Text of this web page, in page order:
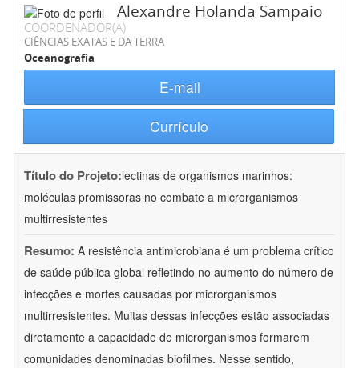
Alexandre Holanda Sampaio
COORDENADOR(A)
CIÊNCIAS EXATAS E DA TERRA
Oceanografia
E-mail
Currículo
Título do Projeto:lectinas de organismos marinhos:
moléculas promissoras no combate a microrganismos
multirresistentes
Resumo: A resistência antimicrobiana é um problema crítico
de saúde pública global refletindo no aumento do número de
infecções e mortes causadas por microrganismos
multirresistentes. Muitas dessas infecções estão associadas
diretamente a capacidade de microrganismos formarem
comunidades denominadas biofilmes. Nesse sentido,